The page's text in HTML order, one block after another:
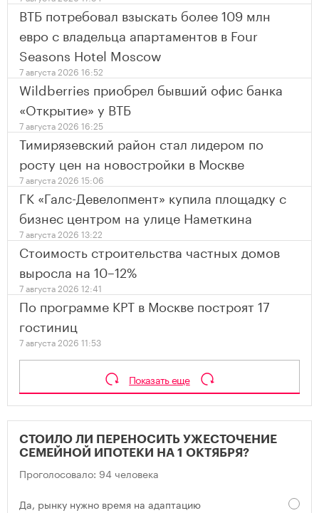
ВТБ потребовал взыскать более 109 млн
евро с владельца апартаментов в Four
Seasons Hotel Moscow
7 августа 2026 16:52
Wildberries приобрел бывший офис банка
«Открытие» у ВТБ
7 августа 2026 16:25
Тимирязевский район стал лидером по
росту цен на новостройки в Москве
7 августа 2026 15:06
ГК «Галс-Девелопмент» купила площадку с
бизнес центром на улице Наметкина
7 августа 2026 13:22
Стоимость строительства частных домов
выросла на 10–12%
7 августа 2026 12:41
По программе КРТ в Москве построят 17
гостиниц
7 августа 2026 11:53
Показать еще
СТОИЛО ЛИ ПЕРЕНОСИТЬ УЖЕСТОЧЕНИЕ
СЕМЕЙНОЙ ИПОТЕКИ НА 1 ОКТЯБРЯ?
Проголосовало: 94 человека
Да, рынку нужно время на адаптацию